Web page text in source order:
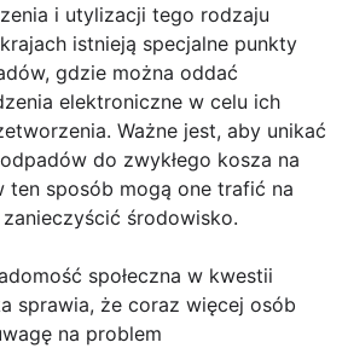
i utylizacji tego rodzaju
istnieją specjalne punkty
gdzie można oddać
elektroniczne w celu ich
Ważne jest, aby unikać
do zwykłego kosza na
ten sposób mogą one trafić na
środowisko.
społeczna w kwestii
sprawia, że coraz więcej osób
na problem